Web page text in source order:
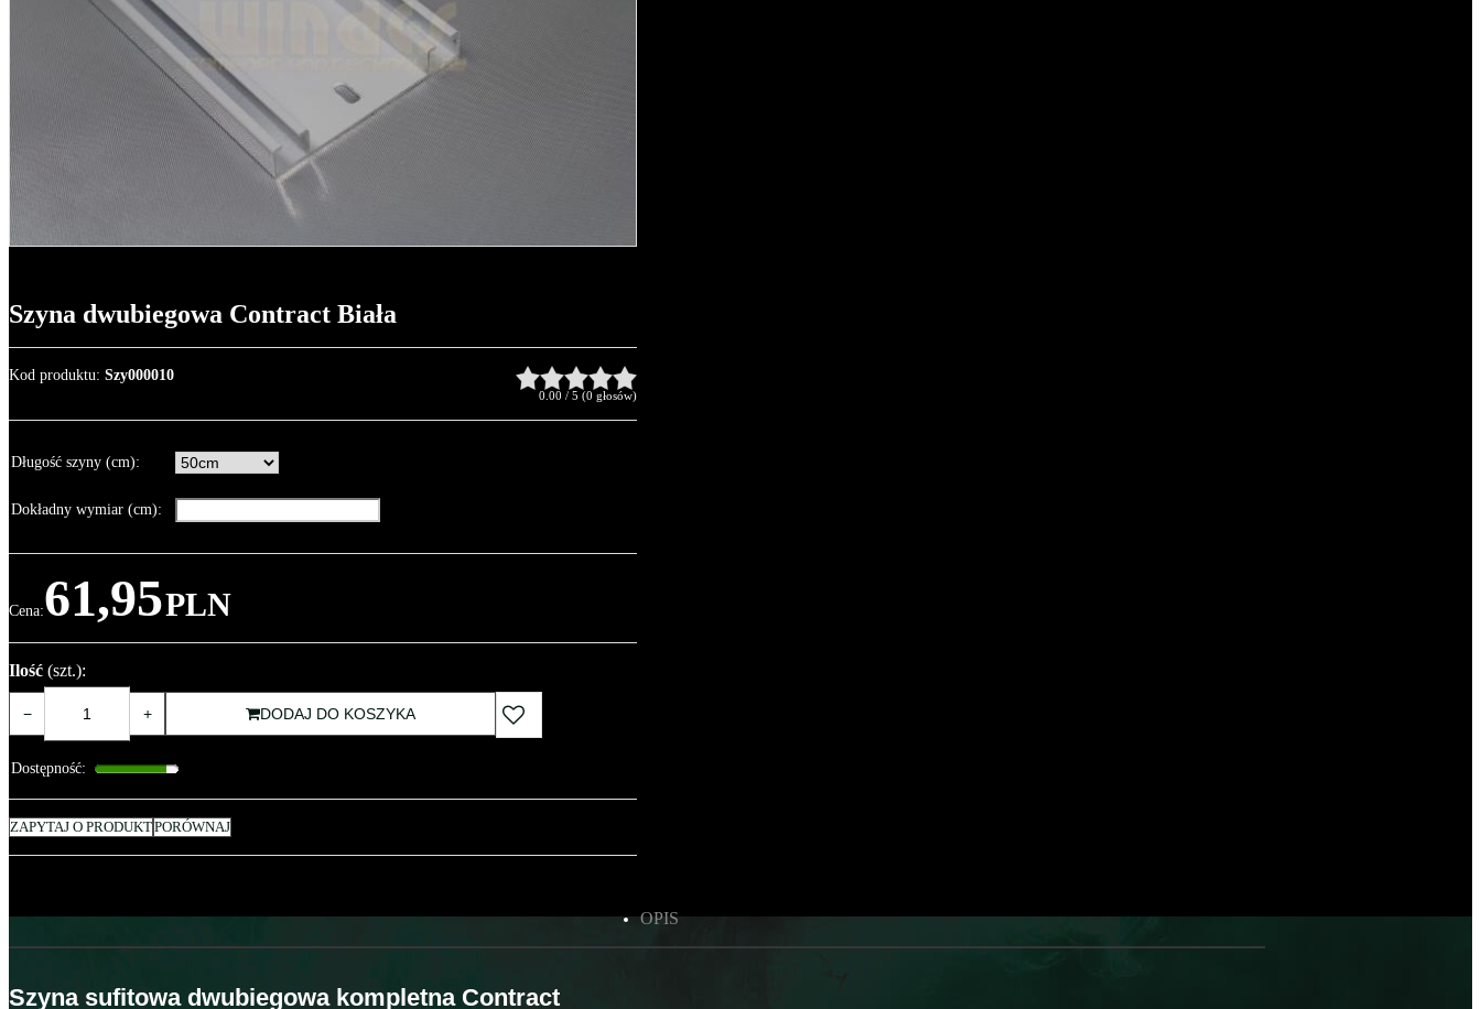
Szyna dwubiegowa Contract Biała
Kod produktu: Szy000010
0.00 / 5 (0 głosów)
Długość szyny (cm):
Dokładny wymiar (cm):
Cena:61,95PLN
Ilość (szt.):
− + DODAJ DO KOSZYKA
Dostępność:
ZAPYTAJ O PRODUKTPORÓWNAJ
OPIS
Szyna sufitowa dwubiegowa kompletna Contract